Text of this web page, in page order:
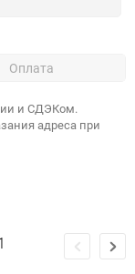
Оплата
и СДЭКом.
адреса при